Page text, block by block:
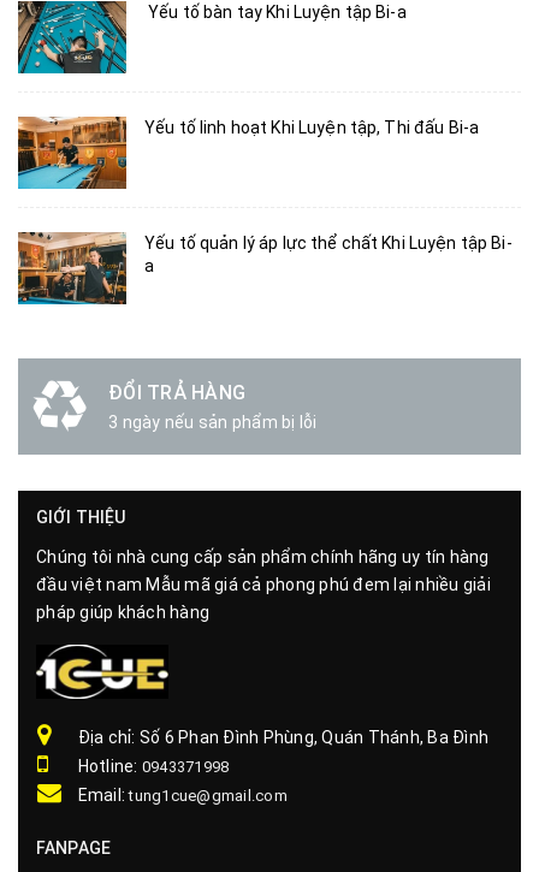
Yếu tố bàn tay Khi Luyện tập Bi-a
Yếu tố linh hoạt Khi Luyện tập, Thi đấu Bi-a
Yếu tố quản lý áp lực thể chất Khi Luyện tập Bi-
a
ĐỔI TRẢ HÀNG
3 ngày nếu sản phẩm bị lỗi
GIỚI THIỆU
Chúng tôi nhà cung cấp sản phẩm chính hãng uy tín hàng
đầu việt nam Mẫu mã giá cả phong phú đem lại nhiều giải
pháp giúp khách hàng
Địa chỉ: Số 6 Phan Đình Phùng, Quán Thánh, Ba Đình
Hotline: 0943371998
Email:tung1cue@gmail.com
FANPAGE